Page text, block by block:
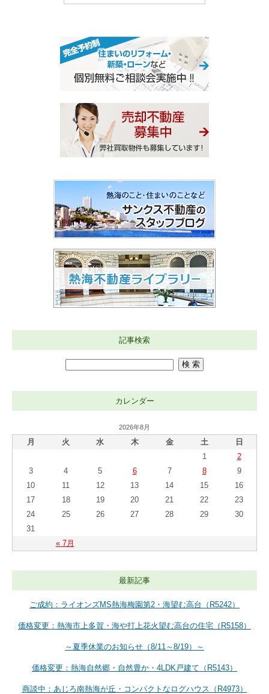
記事検索
カレンダー
2026年8月
月 火 水 木 金 土 日
« 7月
1
2
3
4 5 6 7 8
9
10
11 12 13 14 15
16
17
18 19 20 21 22
23
24
25 26 27 28 29
30
31
最新記事
ご成約：ライオンズMS熱海梅園第2・海望む高台（R5242）
価格変更：熱海市上多賀・海や打上花火望む高台の住宅（R5158）
～夏季休業のお知らせ（8/11～8/19）～
価格変更：熱海自然郷・自然豊か・4LDK戸建て（R5143）
商談中：あじろ南熱海が丘・コンパクトなログハウス（R4973）